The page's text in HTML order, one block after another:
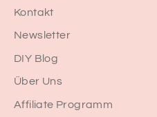
Kontakt
Newsletter
DIY Blog
Über Uns
Affiliate Programm